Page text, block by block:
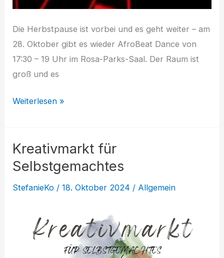
Die Herbstpause ist vorbei und es geht weiter – am
28. Oktober gibt es wieder AfroBeat Dance von
17:30 – 19 Uhr im Rosa-Parks-Saal. Der Raum ist
groß und es
AfroBeat
wieder
–
frei!
Weiterlesen »
Kreativmarkt für
Selbstgemachtes
StefanieKo /18. Oktober 2024 / Allgemein